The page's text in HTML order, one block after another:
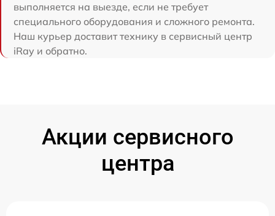
выполняется на выезде, если не требует
специального оборудования и сложного ремонта.
Наш курьер доставит технику в сервисный центр
iRay и обратно.
Акции сервисного
центра